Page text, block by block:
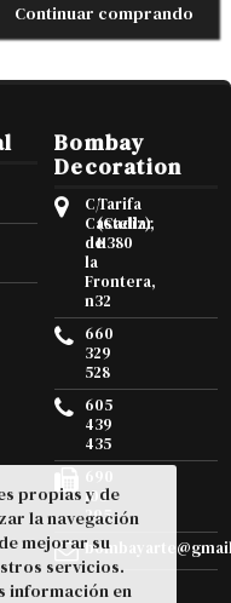
Continuar comprando
Bombay
Decoration
C/
Castellar
de
la
Frontera,
n32
Tarifa
(Cadiz),
11380
660
329
528
605
439
435
105
295
propias y de
la navegación
mejorar su
servicios.
información en